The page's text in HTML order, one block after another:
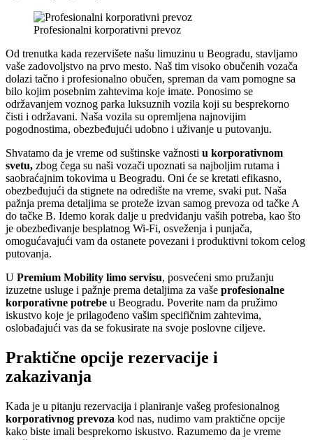
Profesionalni korporativni prevoz
Od trenutka kada rezervišete našu limuzinu u Beogradu, stavljamo
vaše zadovoljstvo na prvo mesto. Naš tim visoko obučenih vozača
dolazi tačno i profesionalno obučen, spreman da vam pomogne sa
bilo kojim posebnim zahtevima koje imate. Ponosimo se
održavanjem voznog parka luksuznih vozila koji su besprekorno
čisti i održavani. Naša vozila su opremljena najnovijim
pogodnostima, obezbeđujući udobno i uživanje u putovanju.
Shvatamo da je vreme od suštinske važnosti u korporativnom
svetu, zbog čega su naši vozači upoznati sa najboljim rutama i
saobraćajnim tokovima u Beogradu. Oni će se kretati efikasno,
obezbeđujući da stignete na odredište na vreme, svaki put. Naša
pažnja prema detaljima se proteže izvan samog prevoza od tačke A
do tačke B. Idemo korak dalje u predviđanju vaših potreba, kao što
je obezbeđivanje besplatnog Wi-Fi, osveženja i punjača,
omogućavajući vam da ostanete povezani i produktivni tokom celog
putovanja.
U Premium Mobility limo servisu, posvećeni smo pružanju
izuzetne usluge i pažnje prema detaljima za vaše profesionalne
korporativne potrebe u Beogradu. Poverite nam da pružimo
iskustvo koje je prilagođeno vašim specifičnim zahtevima,
oslobađajući vas da se fokusirate na svoje poslovne ciljeve.
Praktične opcije rezervacije i
zakazivanja
Kada je u pitanju rezervacija i planiranje vašeg profesionalnog
korporativnog prevoza kod nas, nudimo vam praktične opcije
kako biste imali besprekorno iskustvo. Razumemo da je vreme